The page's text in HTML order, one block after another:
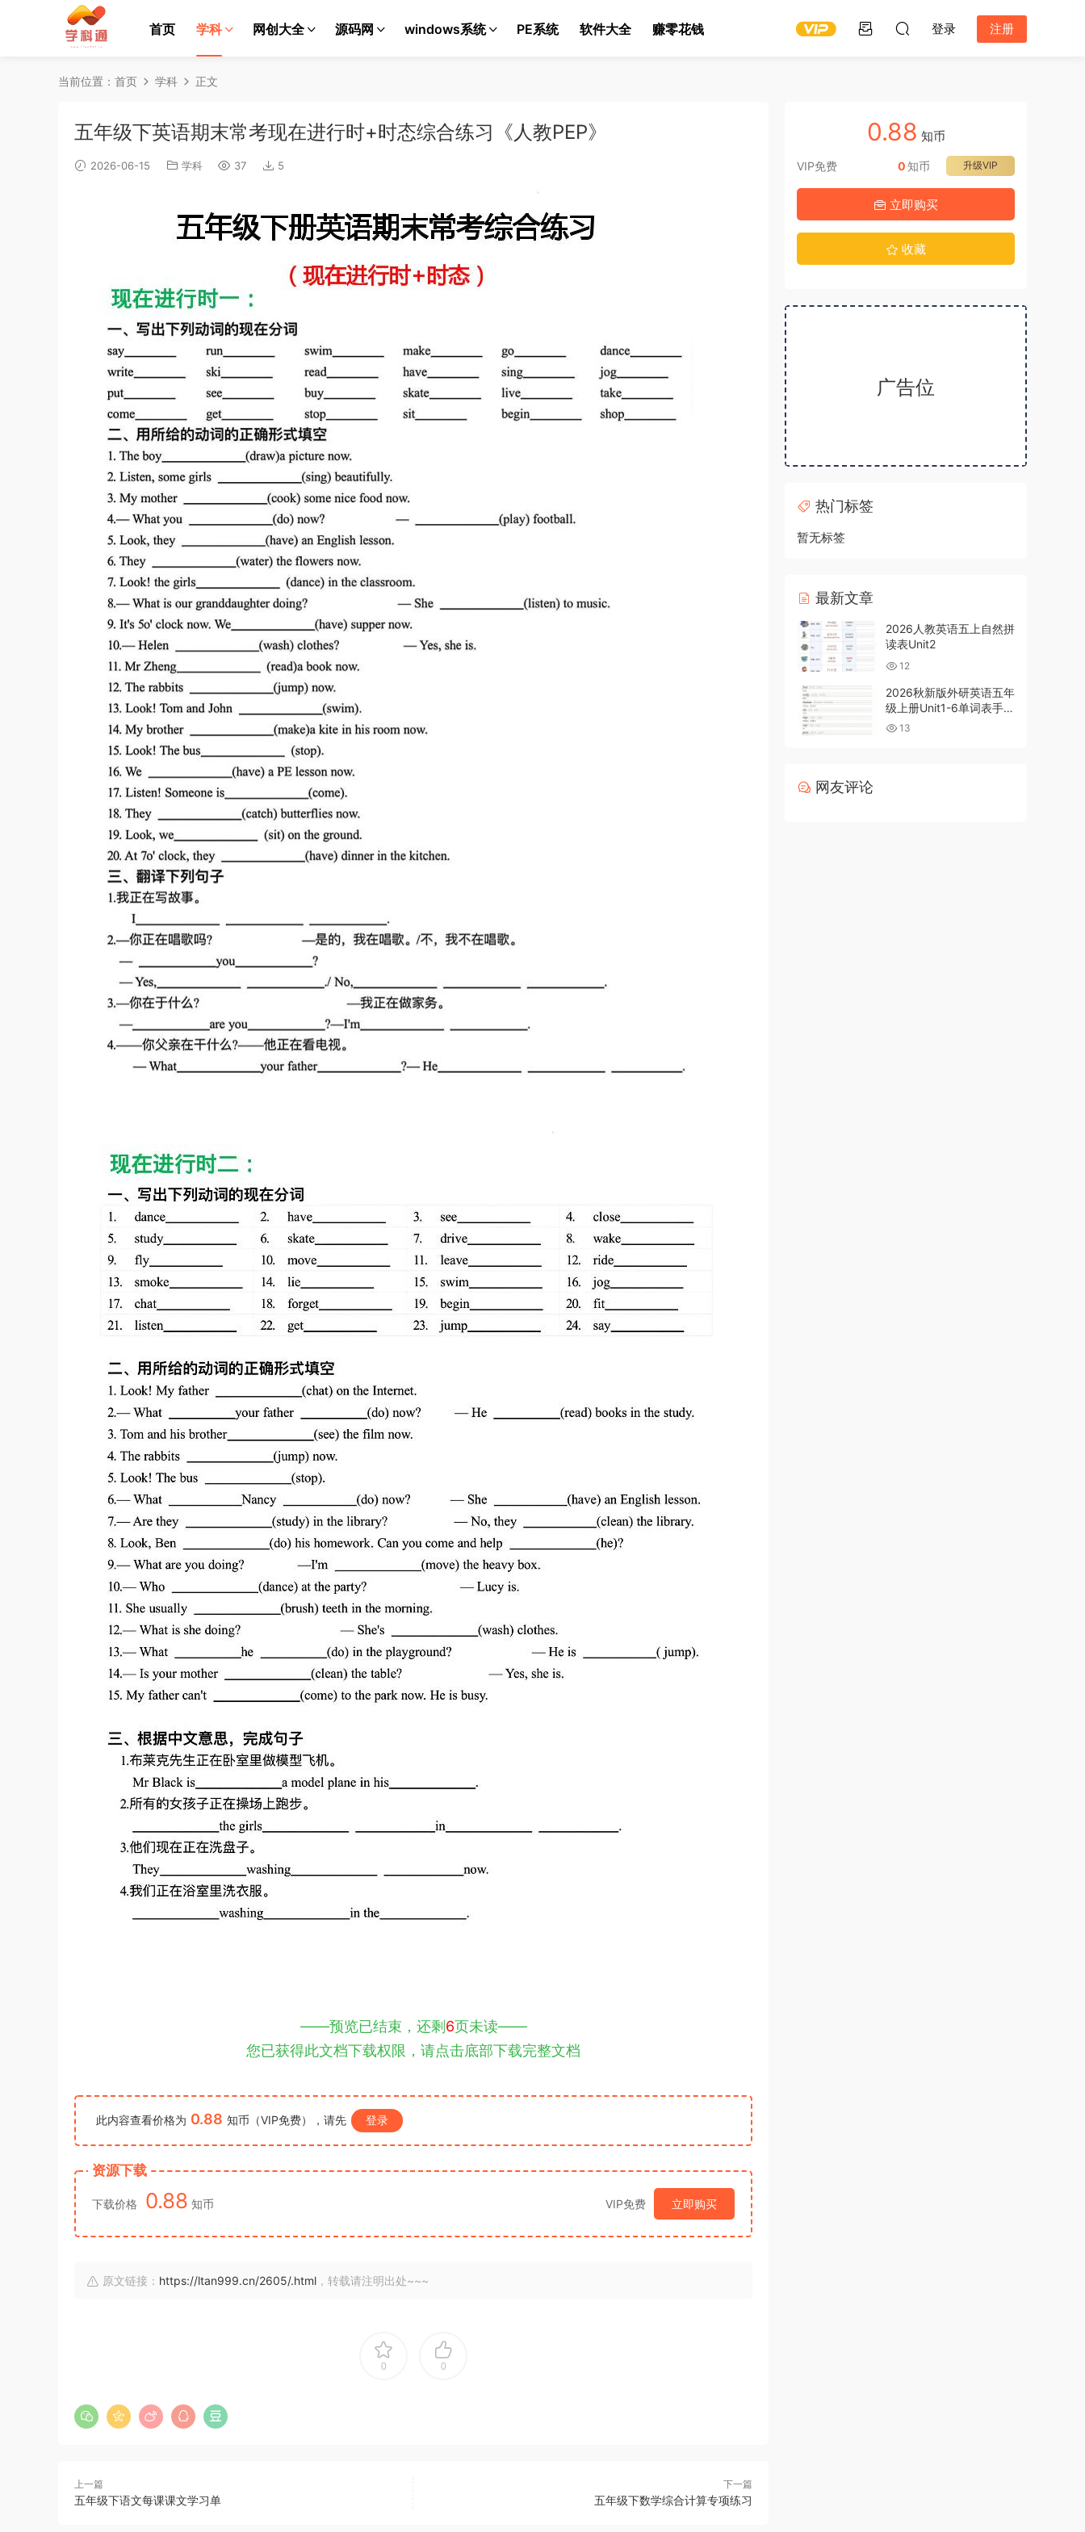
首页 学科 网创大全 源码网 windows系统 PE系统 软件大全 赚零花钱 登录 注册
当前位置： 首页 学科 正文
五年级下英语期末常考现在进行时+时态综合练习《人教PEP》
2026-06-15 学科 37 5
——预览已结束，还剩 6页未读——
您已获得此文档下载权限，请点击底部下载完整文档
此内容查看价格为 0.88 知币（VIP免费），请先 登录
资源下载
下载价格 0.88 知币 VIP免费 立即购买
原文链接： https://ltan999.cn/2605/.html ，转载请注明出处~~~
0 0
上一篇
五年级下语文每课课文学习单
下一篇
五年级下数学综合计算专项练习
0.88 知币
VIP免费 升级VIP
0知币
立即购买
收藏
广告位
热门标签
暂无标签
最新文章
2026人教英语五上自然拼
读表Unit2
12
2026秋新版外研英语五年
级上册Unit1-6单词表手写
体字帖
13
网友评论